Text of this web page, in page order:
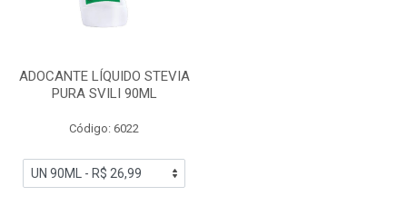
ADOCANTE LÍQUIDO STEVIA
PURA SVILI 90ML
Código: 6022